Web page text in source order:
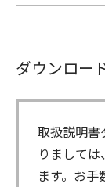
ダウンロー
取扱説明書
りまして
ます。お